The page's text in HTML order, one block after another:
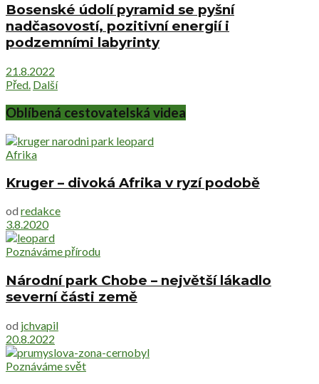
Bosenské údolí pyramid se pyšní
nadčasovostí, pozitivní energií i
podzemními labyrinty
21.8.2022
Před. Další
Oblíbená cestovatelská videa
Afrika
Kruger – divoká Afrika v ryzí podobě
od redakce
3.8.2020
Poznáváme přírodu
Národní park Chobe – největší lákadlo
severní části země
od jchvapil
20.8.2022
Poznáváme svět